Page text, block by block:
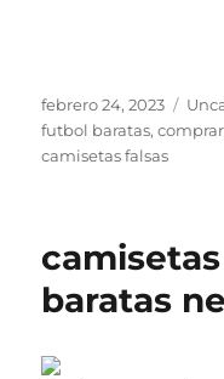
Publicado
el
febrero 24, 2023
futbol baratas,
camisetas falsas
baratas